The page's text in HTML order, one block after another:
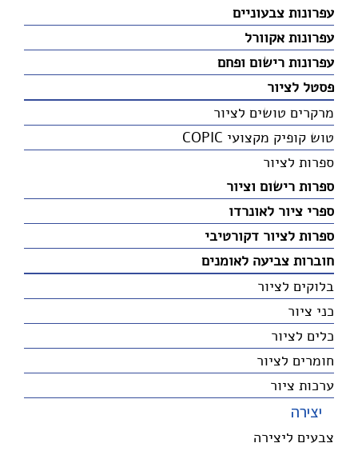
עפרונות צבעוניים
עפרונות אקוורל
עפרונות רישום ופחם
פסטל לציור
מרקרים טושים לציור
טוש קופיק מקצועי COPIC
ספרות לציור
ספרות רישום וציור
ספרי ציור לאונרדו
ספרות לציור דקורטיבי
חוברות צביעה לאומנים
בלוקים לציור
כני ציור
כלים לציור
חומרים לציור
ערכות ציור
יצירה
צבעים ליצירה